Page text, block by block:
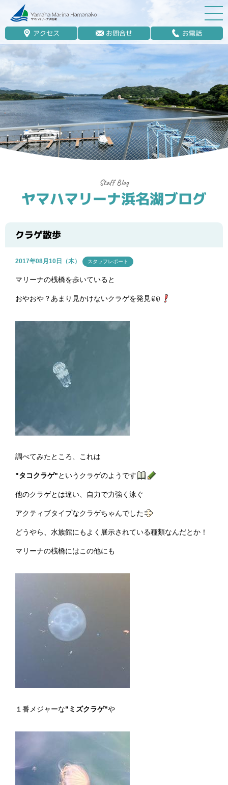
アクセス お問合せ お電話
マリーナ案内
船舶免許
マリンレジャー
マリーナステイ
レンタルボート
ボート販売
艤装
ブログ
ヤマハマリーナ浜名湖ブログ
クラゲ散歩
2017年08月10日（木） スタッフレポート
マリーナの桟橋を歩いていると
おやおや？あまり見かけないクラゲを発見
調べてみたところ、これは
"タコクラゲ"というクラゲのようです
他のクラゲとは違い、自力で力強く泳ぐ
アクティブタイプなクラゲちゃんでした
どうやら、水族館にもよく展示されている種類なんだとか！
マリーナの桟橋にはこの他にも
１番メジャーな"ミズクラゲ"や